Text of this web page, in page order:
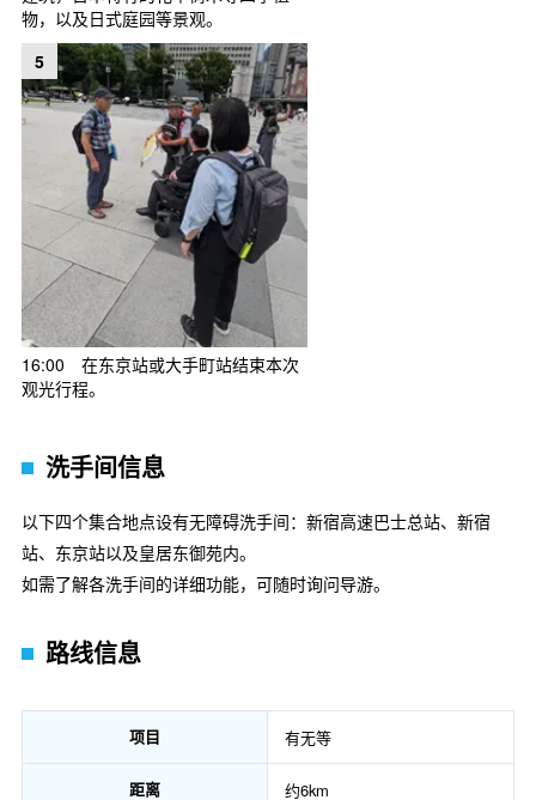
物，以及日式庭园等景观。
5
16:00 在东京站或大手町站结束本次
观光行程。
洗手间信息
以下四个集合地点设有无障碍洗手间：新宿高速巴士总站、新宿
站、东京站以及皇居东御苑内。
如需了解各洗手间的详细功能，可随时询问导游。
路线信息
项目 有无等
距离 约6km